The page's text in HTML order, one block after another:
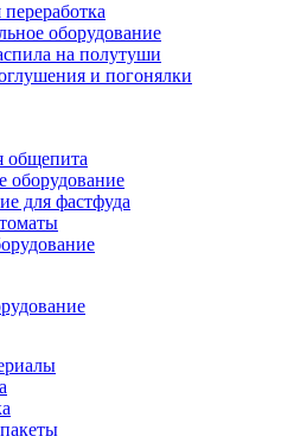
оборудование
на полутуши
и погонялки
общепита
оборудование
для фастфуда